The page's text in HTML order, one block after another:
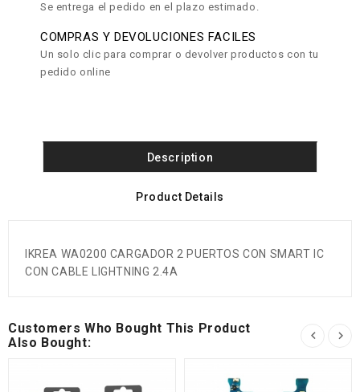
Se entrega el pedido en el plazo estimado.
COMPRAS Y DEVOLUCIONES FACILES
Un solo clic para comprar o devolver productos con tu
pedido online
Description
Product Details
IKREA WA0200 CARGADOR 2 PUERTOS CON SMART IC
CON CABLE LIGHTNING 2.4A
Customers Who Bought This Product
Also Bought: